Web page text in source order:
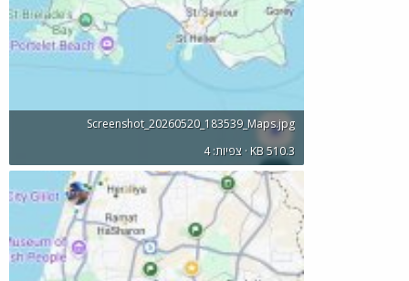
Screenshot_20260520_183539_Maps.jpg
KB 510.3 · צפיות: 4